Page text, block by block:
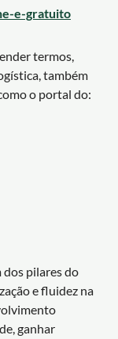
e-gratuito
termos,
também
o portal do:
pilares do
e fluidez na
ganhar